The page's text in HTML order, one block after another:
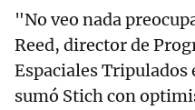
"No veo nada
Reed, director de
Espaciales Tripulados
sumó Stich con